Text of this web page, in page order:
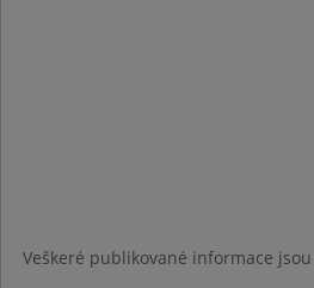
Veškeré publikované informace